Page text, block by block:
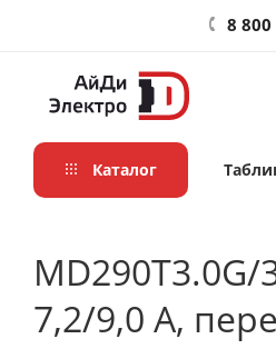
8 800
Каталог
7,2/9,0 А,